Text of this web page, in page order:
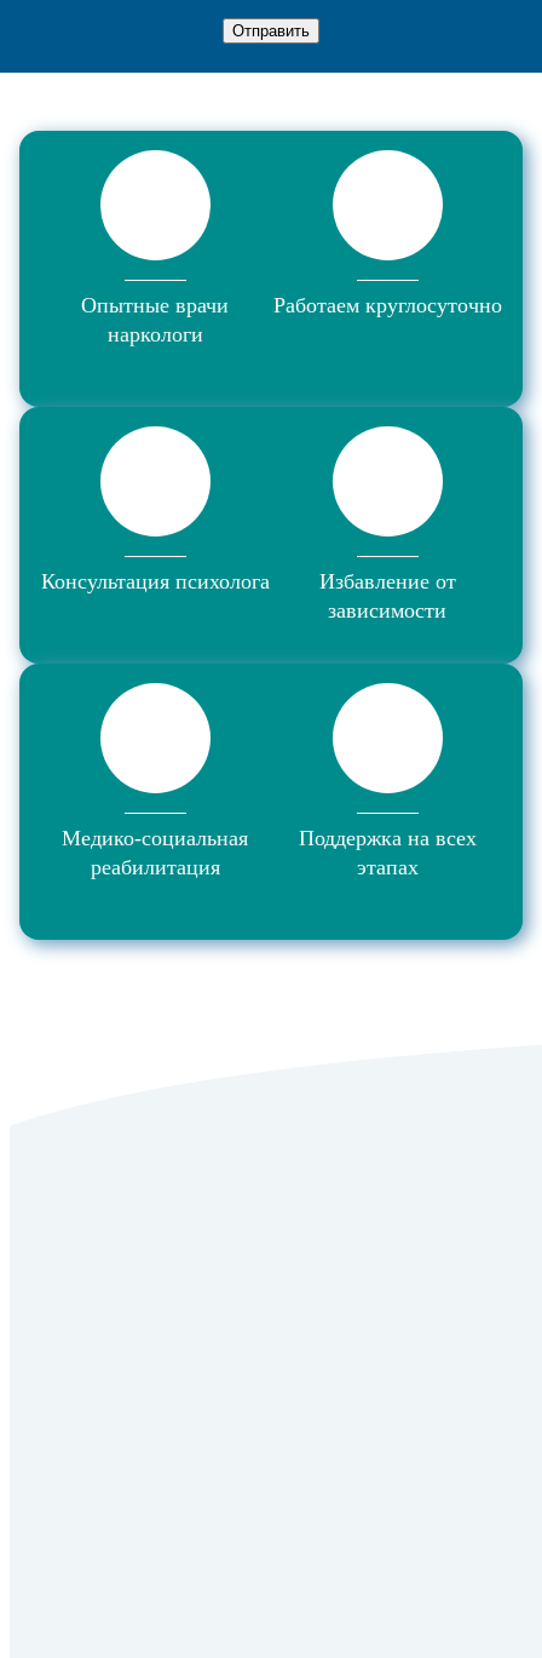
Отправить
Опытные врачи
наркологи
Работаем круглосуточно
Консультация психолога
Избавление от
зависимости
Медико-социальная
реабилитация
Поддержка на всех
этапах